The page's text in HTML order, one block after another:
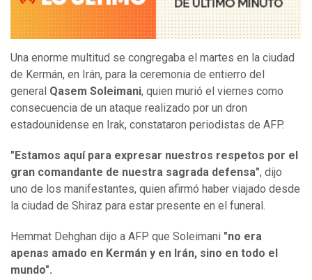
Una enorme multitud se congregaba el martes en la ciudad
de Kermán, en Irán, para la ceremonia de entierro del
general Qasem Soleimani, quien murió el viernes como
consecuencia de un ataque realizado por un dron
estadounidense en Irak, constataron periodistas de AFP.
"Estamos aquí para expresar nuestros respetos por el
gran comandante de nuestra sagrada defensa", dijo
uno de los manifestantes, quien afirmó haber viajado desde
la ciudad de Shiraz para estar presente en el funeral.
Hemmat Dehghan dijo a AFP que Soleimani "no era
apenas amado en Kermán y en Irán, sino en todo el
mundo".